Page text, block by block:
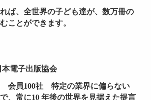
ば、全世界の子ども達が、数万冊の
ことができます。
電子出版協会
会員100社 特定の業界に偏らない
、常に10 年後の世界を見据えた提言